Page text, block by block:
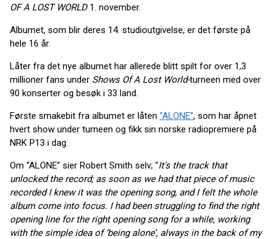
OF A LOST WORLD1. november.
Albumet, som blir deres 14. studioutgivelse, er det første på
hele 16 år.
Låter fra det nye albumet har allerede blitt spilt for over 1,3
millioner fans under Shows Of A Lost World-turneen med over
90 konserter og besøk i 33 land.
Første smakebit fra albumet er låten “ALONE”, som har åpnet
hvert show under turneen og fikk sin norske radiopremiere på
NRK P13 i dag.
Om “ALONE” sier Robert Smith selv; "It's the track that
unlocked the record; as soon as we had that piece of music
recorded I knew it was the opening song, and I felt the whole
album come into focus. I had been struggling to find the right
opening line for the right opening song for a while, working
with the simple idea of ‘being alone’, always in the back of my